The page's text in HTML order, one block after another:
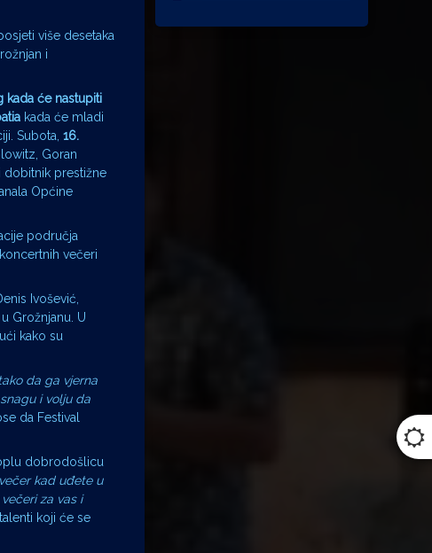
više desetaka
i
kada će nastupiti
kada će mladi
Subota, 16.
Goran
dobitnik prestižne
Općine
područja
večeri
Ivošević,
Grožnjanu. U
kako su
da ga vjerna
i volju da
da Festival
dobrodošlicu
kad uđete u
za vas i
koji će se